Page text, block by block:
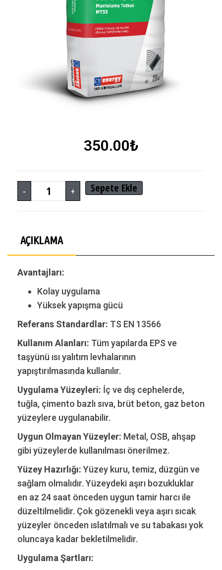
350.00₺
- + Sepete Ekle
AÇIKLAMA
Avantajları:
Kolay uygulama
Yüksek yapışma gücü
Referans Standardlar: TS EN 13566
Kullanım Alanları: Tüm yapılarda EPS ve
taşyünü ısı yalıtım levhalarının
yapıştırılmasında kullanılır.
Uygulama Yüzeyleri: İç ve dış cephelerde,
tuğla, çimento bazlı sıva, brüt beton, gaz beton
yüzeylere uygulanabilir.
Uygun Olmayan Yüzeyler: Metal, OSB, ahşap
gibi yüzeylerde kullanılması önerilmez.
Yüzey Hazırlığı: Yüzey kuru, temiz, düzgün ve
sağlam olmalıdır. Yüzeydeki aşırı bozukluklar
en az 24 saat önceden uygun tamir harcı ile
düzeltilmelidir. Çok gözenekli veya aşırı sıcak
yüzeyler önceden ıslatılmalı ve su tabakası yok
oluncaya kadar bekletilmelidir.
Uygulama Şartları: